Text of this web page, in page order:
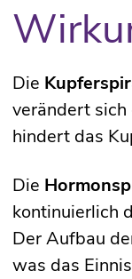
Die
verändert
hindert das
Die
kontinuierlich
Der Aufbau
was das